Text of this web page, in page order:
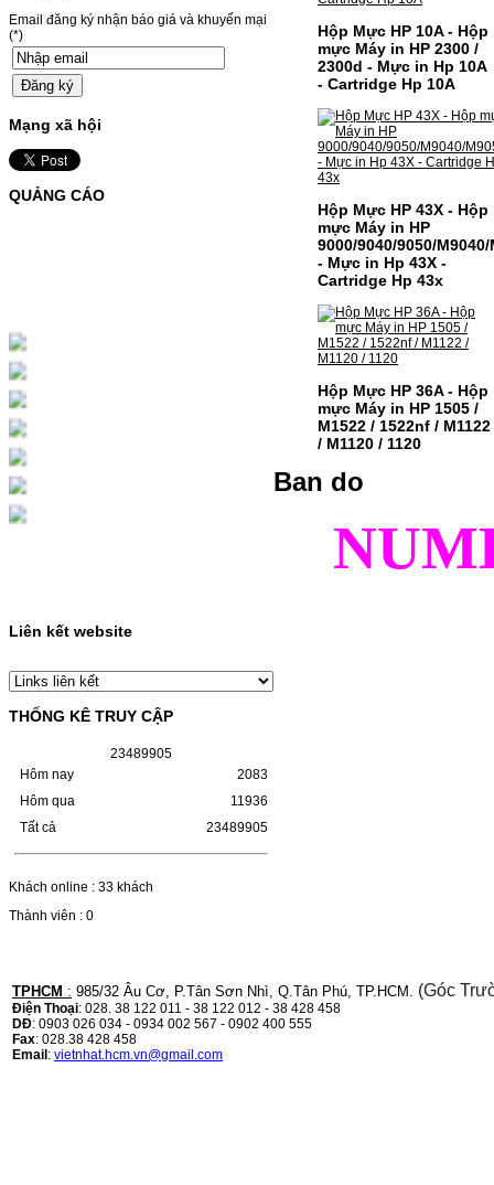
thường xuyên thay…
Giá : 499.000VND
Chọn mua
MỰC NẠP MÀU 119A CHO
DÒNG MÁY HP COLOR
LASER 150A/178NW
Chọn mua
HỘP MỰC MÀU SAMSUNG
CLT-403S CHO DÒNG MÁY
SL-C435/C436
HỘP MỰC MÀU SAMSUNG CLT-403S CHO
DÒNG MÁY SL-C435/C436MÃ HỘP MỰC:-
Samsung CLT-403S- Loại mực: Mực in laser
màuSỬ DỤNG CHO MÁY IN:- Samsung SL-
HỘP MỰC HP 110A
(W1110A) CHO DÒNG MÁY
LBP 243/MF 461DW
HỘP MỰC HP 110A (W1110A) CHO DÒNG
MÁY LBP 243/MF 461DWMÃ HỘP MỰC:-
Hộp mực HP 110A (W1110A)- Loại mực:
Mực in laser trắng đenSỬ DỤNG CHO MÁY
IN:- HP…
Giá : 249.000VND
243/MF 461DW
HỘP MỰC CANON CRG-070 CHO DÒNG
MÁY LBP 243/MF 461DW MÃ HỘP MỰC:–
Hộp mực Canon CRG-070– Loại mực: Mực
in laser trắng đenSỬ DỤNG CHO MÁY IN:–
Email đăng ký nhận báo giá và khuyến mại
(*)
Mạng xã hội
QUẢNG CÁO
Liên kết website
THỐNG KÊ TRUY CẬP
23489905
Hôm nay
Hôm qua
Tất cả
2083
11936
23489905
Khách online : 33 khách
Thành viên : 0
Hộp Mực HP 10A - Hộp
mực Máy in HP 2300 /
2300d - Mực in Hp 10A
- Cartridge Hp 10A
Hộp Mực HP 43X - Hộp
mực Máy in HP
9000/9040/9050/M9040/
- Mực in Hp 43X -
Cartridge Hp 43x
Hộp Mực HP 36A - Hộp
mực Máy in HP 1505 /
M1522 / 1522nf / M1122
/ M1120 / 1120
Ban do
TPHCM : 985/32 Âu Cơ, P.Tân Sơn Nhì, Q.Tân Phú, TP.HCM. (Góc
Điện Thoại: 028. 38 122 011 - 38 122 012 - 38 428 458
DĐ: 0903 026 034 - 0934 002 567 - 0902 400 555
Fax: 028.38 428 458
Email: vietnhat.hcm.vn@gmail.com